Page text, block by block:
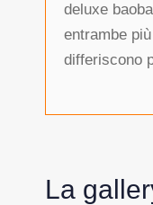
deluxe
entrambe
differiscono
La